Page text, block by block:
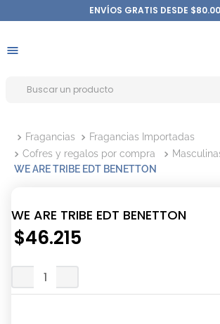
ENVÍOS GRATIS DESDE
Fragancias
Fragancias Importadas
Cofres y regalos por compra
WE ARE TRIBE EDT BENETTON
WE ARE TRIBE EDT BENETTON
$46.215